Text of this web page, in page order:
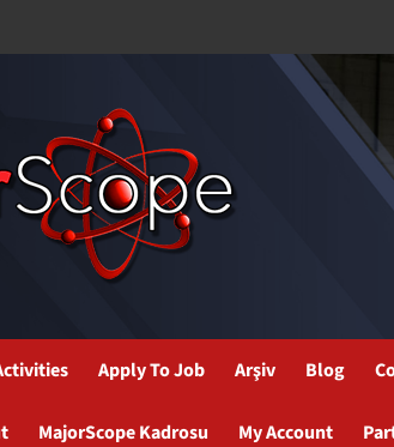
Apply To Job Arşiv Blog
MajorScope Kadrosu My Account